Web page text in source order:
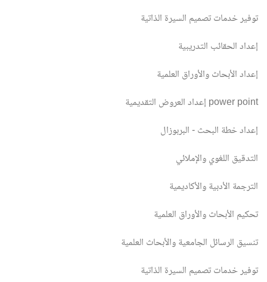
توفير خدمات تصميم السيرة الذاتية
إعداد الحقائب التدريبية
إعداد الأبحاث والأوراق العلمية
إعداد العروض التقديمية power point
إعداد خطة البحث - البربوزال
التدقيق اللغوي والإملائي
الترجمة الأدبية والأكاديمية
تحكيم الأبحاث والأوراق العلمية
تنسيق الرسائل الجامعية والأبحاث العلمية
توفير خدمات تصميم السيرة الذاتية